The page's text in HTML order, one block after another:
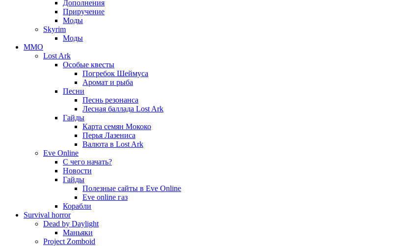
Дополнения
Приручение
Моды
Skyrim
Моды
ММО
Lost Ark
Особые квесты
Погребок Шеймуса
Аромат и рыба
Песни
Песнь резонанса
Лесная баллада Lost Ark
Гайды
Карта семян Мококо
Перья Лазениса
Валюта в Lost Ark
Eve Online
С чего начать?
Новости
Гайды
Полезные сайты в Eve Online
Eve online газ
Корабли
Survival horror
Dead by Daylight
Маньяки
Project Zomboid